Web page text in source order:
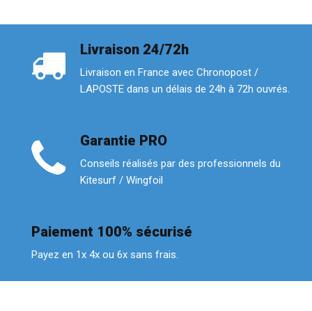
Livraison 24/72h
Livraison en France avec Chronopost /
LAPOSTE dans un délais de 24h à 72h ouvrés.
Garantie PRO
Conseils réalisés par des professionnels du
Kitesurf / Wingfoil
Paiement 100% sécurisé
Payez en 1x 4x ou 6x sans frais.